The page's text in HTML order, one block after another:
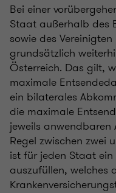
Bei einer
Staat außerhalb des
sowie des
grundsätzlich
Österreich. Das gilt,
maximale
ein bilaterales
die maximale
jeweils
Regel zwischen zwei
ist für jeden Staat
auszufüllen, welches